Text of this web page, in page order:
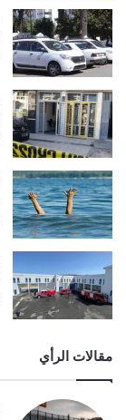
مقالات الرأي